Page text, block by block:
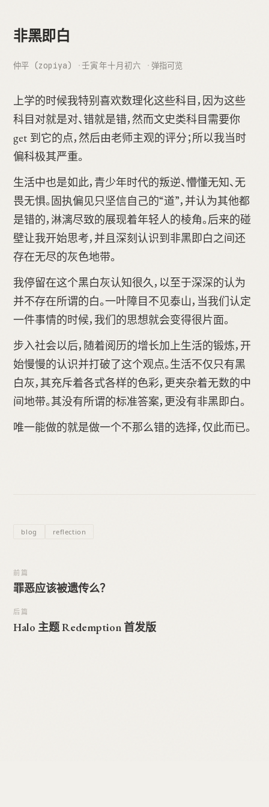
非黑即白
仲平 (zopiya) 壬寅年十月初六 弹指可览
上学的时候我特别喜欢数理化这些科目，因为这些
科目对就是对、错就是错，然而文史类科目需要你
get 到它的点，然后由老师主观的评分；所以我当时
偏科极其严重。
生活中也是如此，青少年时代的叛逆、懵懂无知、无
畏无惧。固执偏见只坚信自己的“道”，并认为其他都
是错的，淋漓尽致的展现着年轻人的棱角。后来的碰
壁让我开始思考，并且深刻认识到非黑即白之间还
存在无尽的灰色地带。
我停留在这个黑白灰认知很久，以至于深深的认为
并不存在所谓的白。一叶障目不见泰山，当我们认定
一件事情的时候，我们的思想就会变得很片面。
步入社会以后，随着阅历的增长加上生活的锻炼，开
始慢慢的认识并打破了这个观点。生活不仅只有黑
白灰，其充斥着各式各样的色彩，更夹杂着无数的中
间地带。其没有所谓的标准答案，更没有非黑即白。
唯一能做的就是做一个不那么错的选择，仅此而已。
blog reflection
前篇
罪恶应该被遗传么？
后篇
Halo 主题 Redemption 首发版